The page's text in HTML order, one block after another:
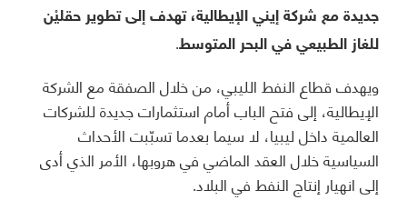
جديدة مع شركة إيني الإيطالية، تهدف إلى تطوير حقليْن
للغاز الطبيعي في البحر المتوسط.
ويهدف قطاع النفط الليبي، من خلال الصفقة مع الشركة
الإيطالية، إلى فتح الباب أمام استثمارات جديدة للشركات
العالمية داخل ليبيا، لا سيما بعدما تسبّبت الأحداث
السياسية خلال العقد الماضي في هروبها، الأمر الذي أدى
إلى انهيار إنتاج النفط في البلاد.